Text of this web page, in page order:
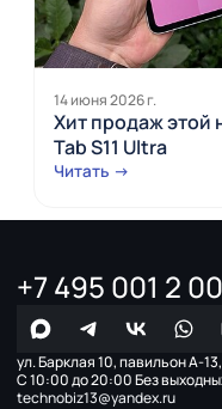
14 июня 2026 г.
Хит продаж этой
Tab S11 Ultra
Читать →
+7 495 001 2
ул. Барклая 10, павильон А-
С 10:00 до 20:00 Без
technobiz13@yandex.ru